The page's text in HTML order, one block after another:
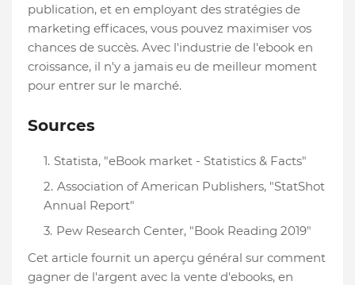
publication, et en employant des stratégies de
marketing efficaces, vous pouvez maximiser vos
chances de succès. Avec l'industrie de l'ebook en
croissance, il n'y a jamais eu de meilleur moment
pour entrer sur le marché.
Sources
Statista, "eBook market - Statistics & Facts"
Association of American Publishers, "StatShot
Annual Report"
Pew Research Center, "Book Reading 2019"
Cet article fournit un aperçu général sur comment
gagner de l'argent avec la vente d'ebooks, en